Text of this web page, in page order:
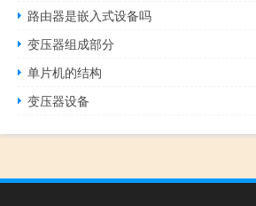
路由器是嵌入式设备吗
变压器组成部分
单片机的结构
变压器设备